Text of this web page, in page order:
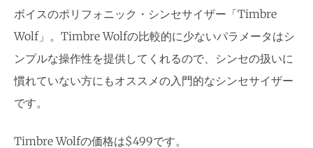
ボイスのポリフォニック・シンセサイザー「Timbre
Wolf」。Timbre Wolfの比較的に少ないパラメータはシ
ンプルな操作性を提供してくれるので、シンセの扱いに
慣れていない方にもオススメの入門的なシンセサイザー
です。
Timbre Wolfの価格は$499です。